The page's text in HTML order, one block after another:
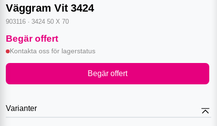
Väggram Vit 3424
903116 · 3424 50 X 70
Begär offert
Kontakta oss för lagerstatus
Begär offert
Varianter